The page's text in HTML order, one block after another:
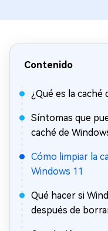
Contenido
¿Qué es la caché
Síntomas que
caché de
Cómo limpiar la
Windows 11
Qué hacer si
después de